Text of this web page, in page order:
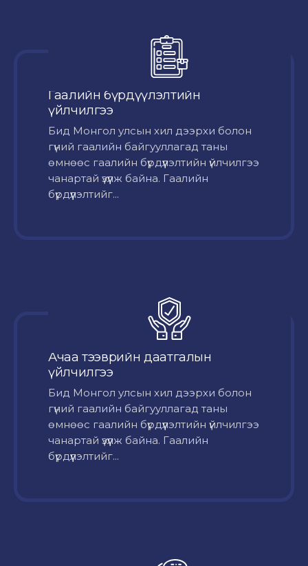
Гаалийн бүрдүүлэлтийн
үйлчилгээ
Бид Монгол улсын хил дээрхи болон
гүний гаалийн байгууллагад таны
өмнөөс гаалийн бүрдүүлэлтийн үйлчилгээ
чанартай үзүүлж байна. Гаалийн
бүрдүүлэлтийг...
Ачаа тээврийн даатгалын
үйлчилгээ
Бид Монгол улсын хил дээрхи болон
гүний гаалийн байгууллагад таны
өмнөөс гаалийн бүрдүүлэлтийн үйлчилгээ
чанартай үзүүлж байна. Гаалийн
бүрдүүлэлтийг...